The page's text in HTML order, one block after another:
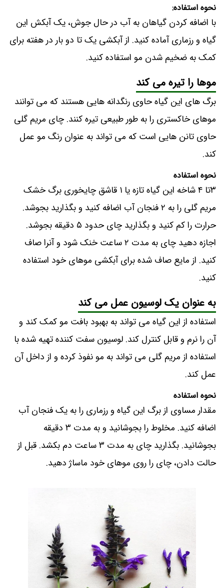
نحوه استفاده:
با اضافه کردن گیاهان به آب در حال جوش، یک آبکش این
گیاه و رزماری آماده کنید. از آبکشی یک تا دو بار در هفته برای
کمک به ضخیم شدن مو استفاده کنید.
موها را تیره می کند
برگ های این گیاه حاوی رنگدانه هایی هستند که می توانند
موهای خاکستری را به طور طبیعی تیره کنند. چای مریم گلی
حاوی تانن هایی است که می تواند به عنوان رنگ مو عمل
کند.
نحوه استفاده
۳تا ۴ شاخه این گیاه تازه یا ۱ قاشق چایخوری برگ خشک
مریم گلی را به ۲ فنجان آب اضافه کنید و بگذارید بجوشد.
حرارت را کم کنید و بگذارید چای حدود ۵ دقیقه بجوشد.
اجازه دهید چای به مدت ۲ ساعت خنک شود و آنرا صاف
کنید. از مایع صاف شده برای آبکشی موهای خود استفاده
کنید.
به عنوان یک لوسیون عمل می کند
استفاده از این گیاه می تواند به بهبود بافت مو کمک کند و
آن را نرم و قابل کنترل کند. لوسیون سفت کننده تهیه شده با
استفاده از مریم گلی می تواند به مو نفوذ کرده و از داخل آن
عمل کند.
نحوه استفاده
مقدار مساوی از برگ این گیاه و رزماری را به یک فنجان آب
اضافه کنید. مخلوط را بجوشانید و به مدت ۳ دقیقه
بجوشانید. بگذارید چای به مدت ۳ ساعت دم بکشد. قبل از
حالت دادن، چای را روی موهای خود ماساژ دهید.